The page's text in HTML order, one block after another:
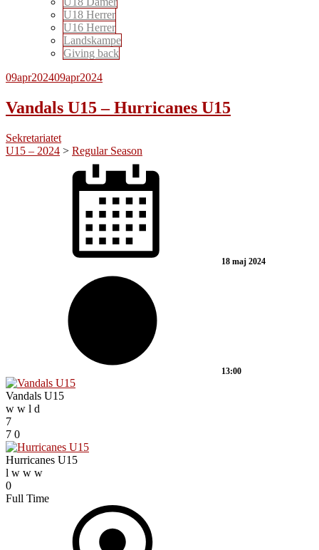
U18 Herrer
U16 Herrer
Landskampe
Giving back
09apr202409apr2024
Vandals U15 – Hurricanes U15
Sekretariatet
U15 – 2024 > Regular Season
18 maj 2024
13:00
Vandals U15
w w l d
7
7 0
Hurricanes U15
l w w w
0
Full Time